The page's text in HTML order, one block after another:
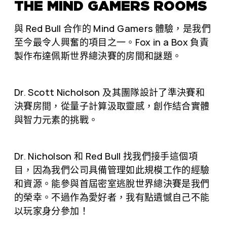
THE MIND GAMERS ROOMS
與 Red Bull 合作的 Mind Gamers 體驗，是我們
至今最令人興奮的項目之一。Fox in a Box 負責
製作布達佩斯世界總決賽的房間和謎題。
Dr. Scott Nicholson 及其團隊設計了準決賽和
決賽房間，從量子計算汲取靈感，創作結合實體
與智力元素的挑戰。
Dr. Nicholson 和 Red Bull 找我們接手這個項
目，因為我們公司具備管理如此規模工作的經驗
和資源。能參與首屆密室逃脫世界總決賽是我們
的榮幸。不過作為愛好者，我有點遺憾自己不能
以玩家身分參加！